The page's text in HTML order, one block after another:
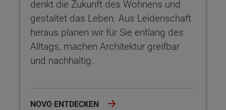
denkt die Zukunft des Wohnens und
gestaltet das Leben. Aus Leidenschaft
heraus planen wir für Sie entlang des
Alltags, machen Architektur greifbar
und nachhaltig.
NOVO ENTDECKEN